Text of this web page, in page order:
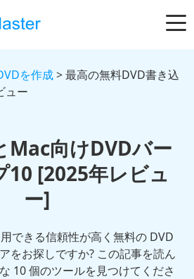
を作成> 最高の無料DVD書き込
ュー
向けDVDバー
10 [2025年レビュ
ー]
できる信頼性が高く無料の DVD
をお探しですか? この記事を読ん
10 個のツールを見つけてくださ